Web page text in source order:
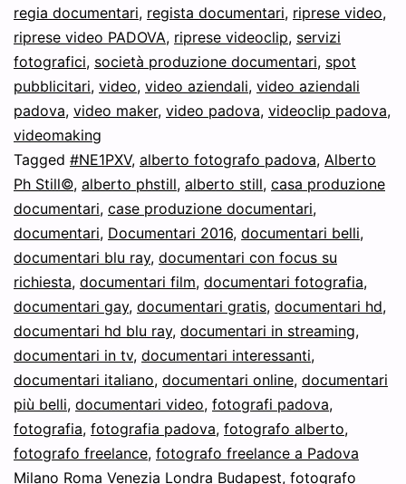
regia documentari, regista documentari, riprese video,
riprese video PADOVA, riprese videoclip, servizi
fotografici, società produzione documentari, spot
pubblicitari, video, video aziendali, video aziendali
padova, video maker, video padova, videoclip padova,
videomaking
Tagged #NE1PXV, alberto fotografo padova, Alberto
Ph Still©, alberto phstill, alberto still, casa produzione
documentari, case produzione documentari,
documentari, Documentari 2016, documentari belli,
documentari blu ray, documentari con focus su
richiesta, documentari film, documentari fotografia,
documentari gay, documentari gratis, documentari hd,
documentari hd blu ray, documentari in streaming,
documentari in tv, documentari interessanti,
documentari italiano, documentari online, documentari
più belli, documentari video, fotografi padova,
fotografia, fotografia padova, fotografo alberto,
fotografo freelance, fotografo freelance a Padova
Milano Roma Venezia Londra Budapest, fotografo